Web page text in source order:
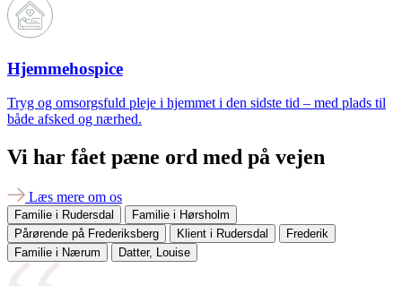
Hjemmehospice
Tryg og omsorgsfuld pleje i hjemmet i den sidste tid – med plads til
både afsked og nærhed.
Vi har fået pæne ord med på vejen
Læs mere om os
Familie i Rudersdal
Familie i Hørsholm
Pårørende på Frederiksberg
Klient i Rudersdal
Frederik
Familie i Nærum
Datter, Louise